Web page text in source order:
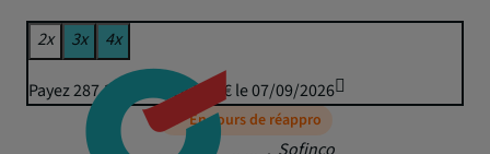
2x 3x 4x
Payez 287,35 € puis 282,50 € le 07/09/2026
En cours de réappro